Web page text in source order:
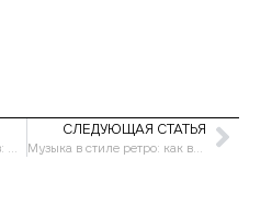
СЛЕДУЮЩАЯ СТАТЬЯ
Музыка в стиле ретро: как виниловый проигрыватель может изменить вашу жизнь